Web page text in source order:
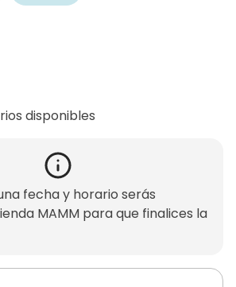
disponibles
fecha y horario serás
MAMM para que finalices la